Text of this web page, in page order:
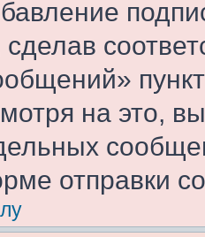
на это,
отправки